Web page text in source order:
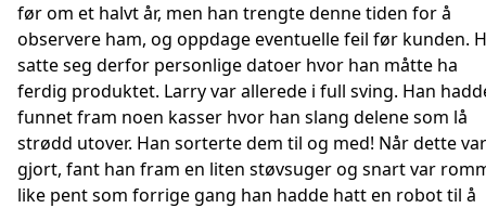
før om et halvt år, men han trengte denne tiden for å
observere ham, og oppdage eventuelle feil før kunden.
satte seg derfor personlige datoer hvor han måtte ha
ferdig produktet. Larry var allerede i full sving. Han
funnet fram noen kasser hvor han slang delene som lå
strødd utover. Han sorterte dem til og med! Når dette var
gjort, fant han fram en liten støvsuger og snart var
like pent som forrige gang han hadde hatt en robot til å